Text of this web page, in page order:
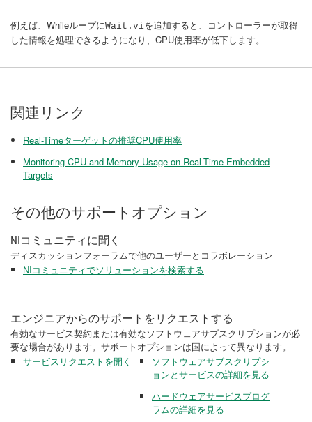
例えば、WhileループにWait.viを追加すると、コントローラーが取得
した情報を処理できるようになり、CPU使用率が低下します。
関連リンク
Real-Timeターゲットの推奨CPU使用率
Monitoring CPU and Memory Usage on Real-Time Embedded
Targets
その他のサポートオプション
NIコミュニティに聞く
ディスカッションフォーラムで他のユーザーとコラボレーション
NIコミュニティでソリューションを検索する
エンジニアからのサポートをリクエストする
有効なサービス契約または有効なソフトウェアサブスクリプションが必
要な場合があります。サポートオプションは国によって異なります。
サービスリクエストを開く
ソフトウェアサブスクリプシ
ョンとサービスの詳細を見る
ハードウェアサービスプログ
ラムの詳細を見る